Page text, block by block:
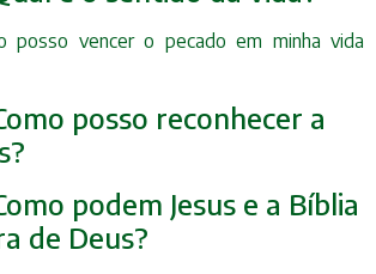
posso vencer o pecado em minha vida
posso reconhecer a
podem Jesus e a Bíblia
de Deus?